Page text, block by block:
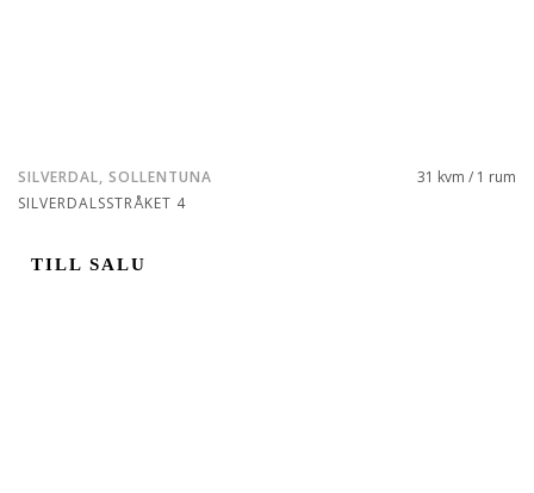
SILVERDAL, SOLLENTUNA
SILVERDALSSTRÅKET 4
31 kvm / 1 rum
TILL SALU